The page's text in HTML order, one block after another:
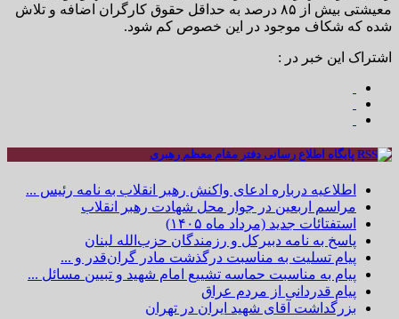
معیشتی بیش از ۸۵ درصد به حداقل حقوق کارگران اضافه و تلاش
شده که شکاف موجود در این خصوص کم شود.
اشتراک این خبر در :
پایگاه اطلاع رسانی دفتر مقام معظم رهبری
اطلاعیه درباره ادعای واکنش رهبر انقلاب به نامه رئیس ...
مراسم اربعین در جوار محل شهادت رهبر انقلاب
استفتائات جدید (مرداد ماه ۱۴۰۵)
پاسخ به نامه دبیرکل و رزمندگان حزب‌الله لبنان
پیام تسلیت به مناسبت درگذشت مادر گران‌قدر و ...
پیام به مناسبت حماسه تشییع امام شهید و تبیین مسائل ...
پیام قدردانی از مردم عراق
بزرگداشت آقای شهید ایران در تهران